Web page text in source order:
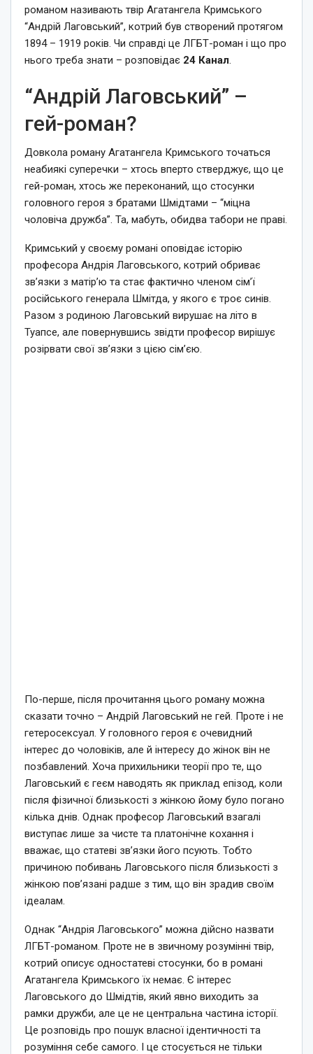
романом називають твір Агатангела Кримського
“Андрій Лаговський”, котрий був створений протягом
1894 – 1919 років. Чи справді це ЛГБТ-роман і що про
нього треба знати – розповідає 24 Канал.
“Андрій Лаговський” –
гей-роман?
Довкола роману Агатангела Кримського точаться
неабиякі суперечки – хтось вперто стверджує, що це
гей-роман, хтось же переконаний, що стосунки
головного героя з братами Шмідтами – “міцна
чоловіча дружба”. Та, мабуть, обидва табори не праві.
Кримський у своєму романі оповідає історію
професора Андрія Лаговського, котрий обриває
зв’язки з матір’ю та стає фактично членом сім’ї
російського генерала Шмітда, у якого є троє синів.
Разом з родиною Лаговський вирушає на літо в
Туапсе, але повернувшись звідти професор вирішує
розірвати свої зв’язки з цією сім’єю.
По-перше, після прочитання цього роману можна
сказати точно – Андрій Лаговський не гей. Проте і не
гетеросексуал. У головного героя є очевидний
інтерес до чоловіків, але й інтересу до жінок він не
позбавлений. Хоча прихильники теорії про те, що
Лаговський є геєм наводять як приклад епізод, коли
після фізичної близькості з жінкою йому було погано
кілька днів. Однак професор Лаговський взагалі
виступає лише за чисте та платонічне кохання і
вважає, що статеві зв’язки його псують. Тобто
причиною побивань Лаговського після близькості з
жінкою пов’язані радше з тим, що він зрадив своїм
ідеалам.
Однак “Андрія Лаговського” можна дійсно назвати
ЛГБТ-романом. Проте не в звичному розумінні твір,
котрий описує одностатеві стосунки, бо в романі
Агатангела Кримського їх немає. Є інтерес
Лаговського до Шмідтів, який явно виходить за
рамки дружби, але це не центральна частина історії.
Це розповідь про пошук власної ідентичності та
розуміння себе самого. І це стосується не тільки